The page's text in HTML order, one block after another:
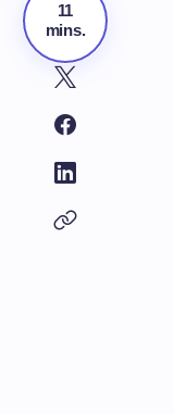
11
mins.